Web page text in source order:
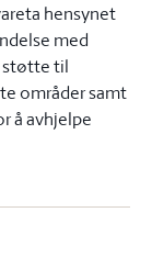
hensynet
med
støtte til
områder samt
å avhjelpe